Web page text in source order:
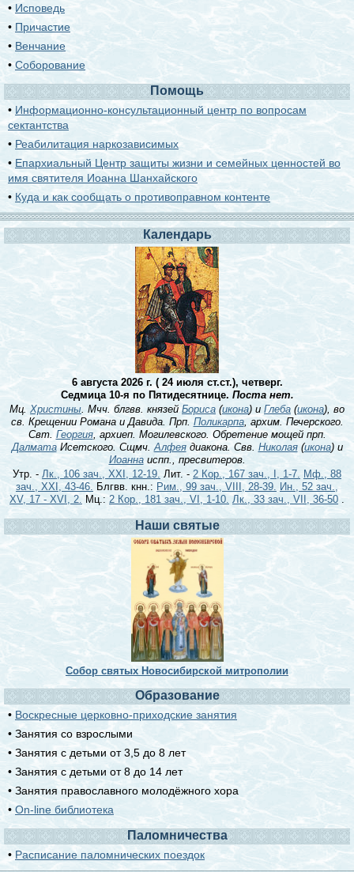
• Исповедь
• Причастие
• Венчание
•Соборование
Помощь
• Информационно-консультационный центр по вопросам
сектантства
• Реабилитация наркозависимых
• Епархиальный Центр защиты жизни и семейных ценностей во
имя святителя Иоанна Шанхайского
• Куда и как сообщать о противоправном контенте
Календарь
6 августа 2026 г. ( 24 июля ст.ст.), четверг.
Седмица 10-я по Пятидесятнице. Поста нет.
Мц. Христины . Мчч. блгвв. князейБориса (икона) и Глеба (икона), во
св. Крещении Романа и Давида. Прп. Поликарпа, архим. Печерского.
Свт. Георгия, архиеп. Могилевского. Обретение мощей прп.
ДалматаИсетского. Сщмч. Алфеядиакона. Свв. Николая(икона) и
Иоаннаиспп., пресвитеров.
Утр. - Лк., 106 зач., XXI, 12-19. Лит. - 2 Кор., 167 зач., I, 1-7. Мф., 88
зач., XXI, 43-46. Блгвв. кнн.: Рим., 99 зач., VIII, 28-39. Ин., 52 зач.,
XV, 17 - XVI, 2. Мц.: 2 Кор., 181 зач., VI, 1-10. Лк., 33 зач., VII, 36-50
Наши святые
Собор святых Новосибирской митрополии
Образование
• Воскресные церковно-приходские занятия
• Занятия со взрослыми
• Занятия с детьми от 3,5 до 8 лет
• Занятия с детьми от 8 до 14 лет
• Занятия православного молодёжного хора
• On-line библиотека
Паломничества
• Расписание паломнических поездок